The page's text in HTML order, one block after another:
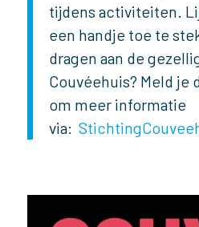
tijdens activiteiten.
een handje toe te
dragen aan de
Couvéehuis? Meld je
om meer informatie
via: